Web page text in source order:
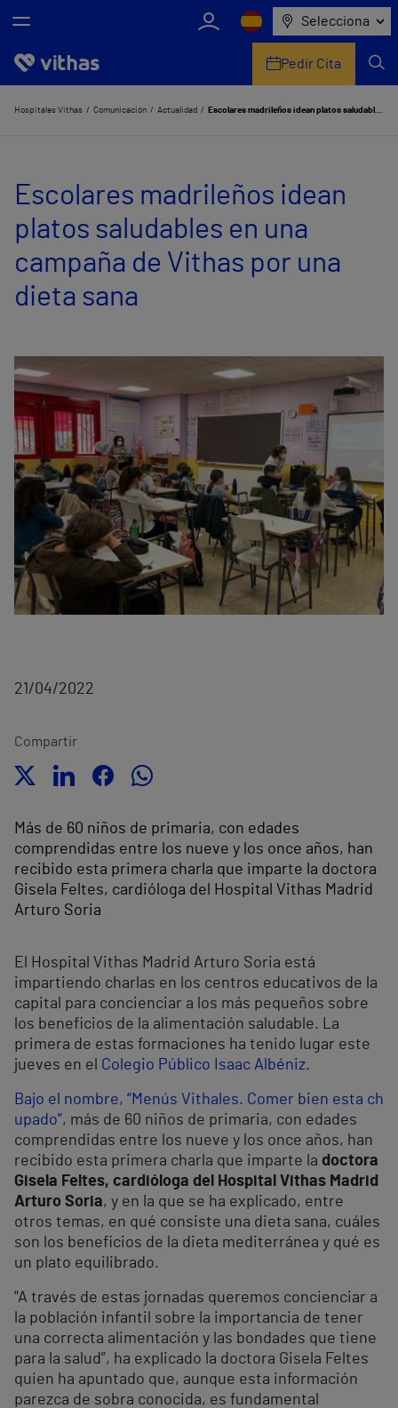
Selecciona
Nosotros
Servicios de salud
Equipo médico y asistencial
Información útil
Pedir Cita
Hospitales Vithas Comunicación Actualidad Escolares madrileños idean platos saludables en una campaña de Vithas por una dieta sana
Escolares madrileños idean
platos saludables en una
campaña de Vithas por una
dieta sana
21/04/2022
Compartir
Más de 60 niños de primaria, con edades
comprendidas entre los nueve y los once años, han
recibido esta primera charla que imparte la doctora
Gisela Feltes, cardióloga del Hospital Vithas Madrid
Arturo Soria
El Hospital Vithas Madrid Arturo Soria está
impartiendo charlas en los centros educativos de la
capital para concienciar a los más pequeños sobre
los beneficios de la alimentación saludable. La
primera de estas formaciones ha tenido lugar este
jueves en el Colegio Público Isaac Albéniz.
Bajo el nombre, “Menús Vithales. Comer bien esta ch
upado”, más de 60 niños de primaria, con edades
comprendidas entre los nueve y los once años, han
recibido esta primera charla que imparte la doctora
Gisela Feltes, cardióloga del Hospital Vithas Madrid
Arturo Soria, y en la que se ha explicado, entre
otros temas, en qué consiste una dieta sana, cuáles
son los beneficios de la dieta mediterránea y qué es
un plato equilibrado.
"A través de estas jornadas queremos concienciar a
la población infantil sobre la importancia de tener
una correcta alimentación y las bondades que tiene
para la salud”, ha explicado la doctora Gisela Feltes
quien ha apuntado que, aunque esta información
parezca de sobra conocida, es fundamental